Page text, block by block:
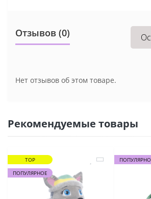
Отзывов (0)
Нет отзывов об этом товаре.
Рекомендуемые товары
TOP
ПОПУЛЯРНОЕ